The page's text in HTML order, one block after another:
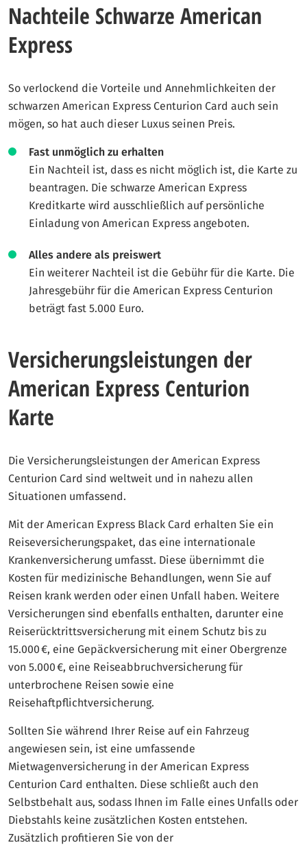
Nachteile Schwarze American
Express
So verlockend die Vorteile und Annehmlichkeiten der
schwarzen American Express Centurion Card auch sein
mögen, so hat auch dieser Luxus seinen Preis.
Fast unmöglich zu erhalten
Ein Nachteil ist, dass es nicht möglich ist, die Karte zu
beantragen. Die schwarze American Express
Kreditkarte wird ausschließlich auf persönliche
Einladung von American Express angeboten.
Alles andere als preiswert
Ein weiterer Nachteil ist die Gebühr für die Karte. Die
Jahresgebühr für die American Express Centurion
beträgt fast 5.000 Euro.
Versicherungsleistungen der
American Express Centurion
Karte
Die Versicherungsleistungen der American Express
Centurion Card sind weltweit und in nahezu allen
Situationen umfassend.
Mit der American Express Black Card erhalten Sie ein
Reiseversicherungspaket, das eine internationale
Krankenversicherung umfasst. Diese übernimmt die
Kosten für medizinische Behandlungen, wenn Sie auf
Reisen krank werden oder einen Unfall haben. Weitere
Versicherungen sind ebenfalls enthalten, darunter eine
Reiserücktrittsversicherung mit einem Schutz bis zu
15.000 €, eine Gepäckversicherung mit einer Obergrenze
von 5.000 €, eine Reiseabbruchversicherung für
unterbrochene Reisen sowie eine
Reisehaftpflichtversicherung.
Sollten Sie während Ihrer Reise auf ein Fahrzeug
angewiesen sein, ist eine umfassende
Mietwagenversicherung in der American Express
Centurion Card enthalten. Diese schließt auch den
Selbstbehalt aus, sodass Ihnen im Falle eines Unfalls oder
Diebstahls keine zusätzlichen Kosten entstehen.
Zusätzlich profitieren Sie von der